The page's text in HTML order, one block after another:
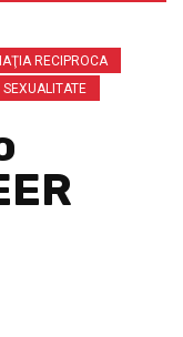
RECIPROCA
SEXUALITATE